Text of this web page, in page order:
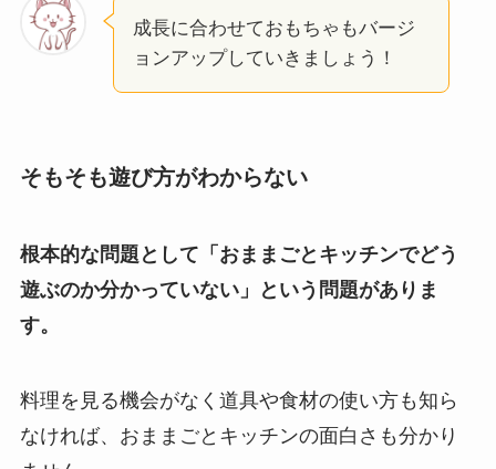
成長に合わせておもちゃもバージ
ョンアップしていきましょう！
そもそも遊び方がわからない
根本的な問題として「おままごとキッチンでどう
遊ぶのか分かっていない」という問題がありま
す。
料理を見る機会がなく道具や食材の使い方も知ら
なければ、おままごとキッチンの面白さも分かり